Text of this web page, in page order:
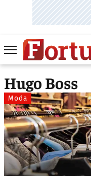
Hugo Boss
Moda